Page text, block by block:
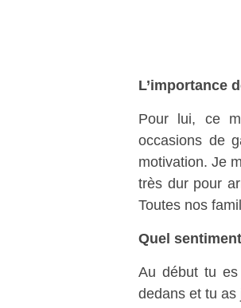
L’importance
Pour lui, ce
occasions de
motivation. Je
très dur pour
Toutes nos
Quel
Au début tu es
dedans et tu